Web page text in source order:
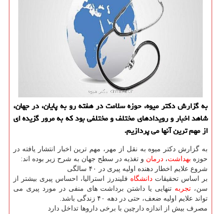
به گزارش دکتر میوه، حوزه سلامت در هفته رو به پایان، در جهان،
شاهد اخبار و رویدادهای مختلف و مختلفی بود که به مرور گزیده ای
از مهم ترین آنها می پردازیم.
به گزارش دکتر میوه به نقل از مهر، مهم ترین اخبار انتشار یافته در
حوزه بهداشت، درمان و تغذیه در سطح جهان به شرح زیر بوده اند:
شروع علایم اخطار دهنده اولیه پیری در ۴۰ سالگی
بر اساس تحقیقاتدانشگاه فلیندرز استرالیا، احساس پیری بیشتر از
سن، تجربه تنهایی یا داشتن برداشت های منفی در مورد پیری می
تواند علایم اولیه ضعف، حتی در دهه ۴۰ زندگی باشد.
مصرف بیش از اندازه دارچین با برخی داروها تداخل دارد